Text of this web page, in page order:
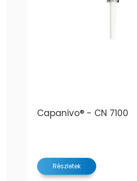
Capanivo® - CN 7100
Részletek